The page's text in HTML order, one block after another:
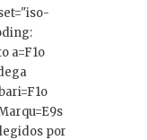
a=F1o
por